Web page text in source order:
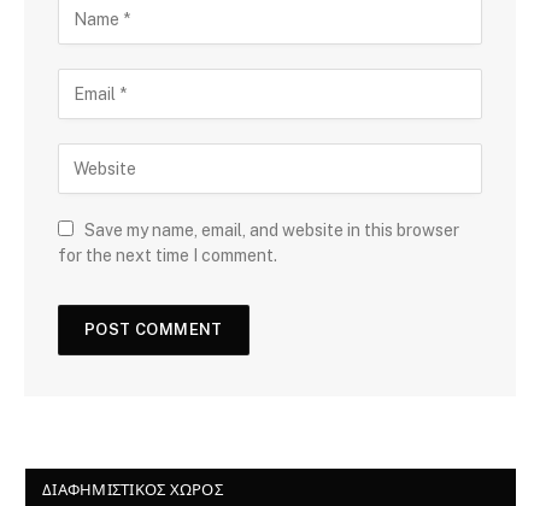
Save my name, email, and website in this browser
for the next time I comment.
ΔΙΑΦΗΜΙΣΤΙΚΌΣ ΧΏΡΟΣ